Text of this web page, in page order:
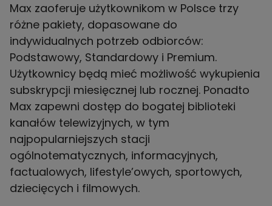
Max zaoferuje użytkownikom w Polsce trzy
różne pakiety, dopasowane do
indywidualnych potrzeb odbiorców:
Podstawowy, Standardowy i Premium.
Użytkownicy będą mieć możliwość wykupienia
subskrypcji miesięcznej lub rocznej. Ponadto
Max zapewni dostęp do bogatej biblioteki
kanałów telewizyjnych, w tym
najpopularniejszych stacji
ogólnotematycznych, informacyjnych,
factualowych, lifestyle’owych, sportowych,
dziecięcych i filmowych.